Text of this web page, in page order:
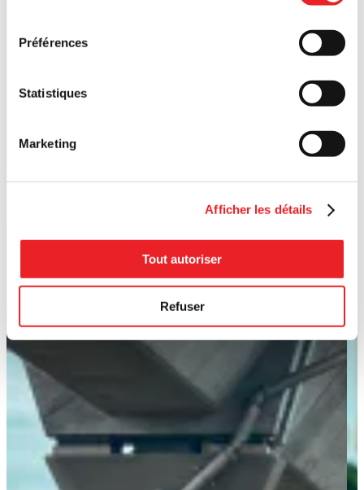
Préférences
Statistiques
Marketing
Afficher les détails
Tout autoriser
Refuser